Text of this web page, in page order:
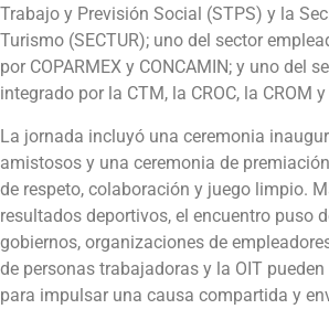
Trabajo y Previsión Social (STPS) y la
Turismo (SECTUR); uno del sector
por COPARMEX y CONCAMIN; y uno del
integrado por la CTM, la CROC, la CROM y
La jornada incluyó una ceremonia
amistosos y una ceremonia de
de respeto, colaboración y juego limpio.
resultados deportivos, el encuentro puso
gobiernos, organizaciones de
de personas trabajadoras y la OIT
para impulsar una causa compartida y